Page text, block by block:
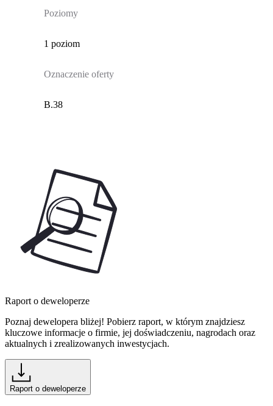
Poziomy
1 poziom
Oznaczenie oferty
B.38
Raport o deweloperze
Poznaj dewelopera bliżej! Pobierz raport, w którym znajdziesz
kluczowe informacje o firmie, jej doświadczeniu, nagrodach oraz
aktualnych i zrealizowanych inwestycjach.
Raport o deweloperze